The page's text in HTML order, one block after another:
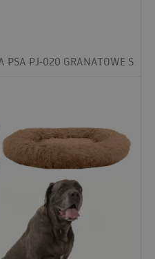
PSA PJ-020 GRANATOWE S